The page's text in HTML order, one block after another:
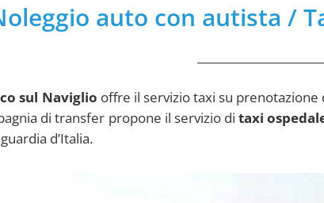
auto con autista /
sul Naviglio offre il servizio taxi su prenotazione
di transfer propone il servizio di taxi
d’Italia.